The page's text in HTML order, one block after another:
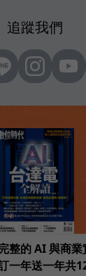
追蹤我們
整的 AI 與商
一年送一年共